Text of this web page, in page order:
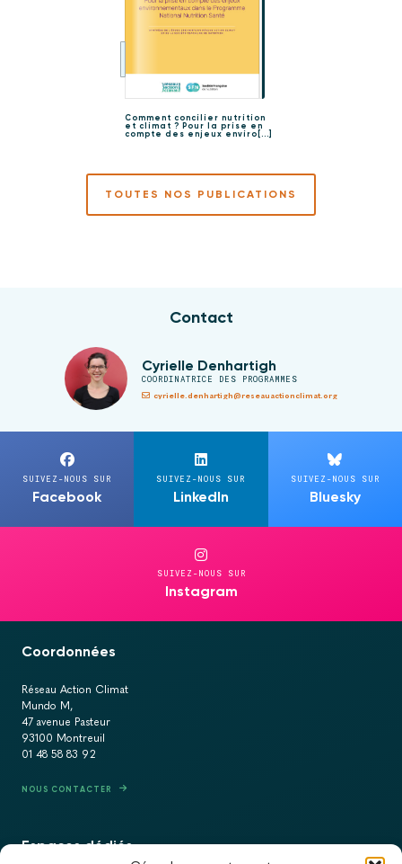
Comment concilier nutrition
et climat ? Pour la prise en
compte des enjeux enviro[...]
TOUTES NOS PUBLICATIONS
Contact
Cyrielle Denhartigh
COORDINATRICE DES PROGRAMMES
cyrielle.denhartigh@reseauactionclimat.org
SUIVEZ-NOUS SUR
Facebook
SUIVEZ-NOUS SUR
LinkedIn
SUIVEZ-NOUS SUR
Bluesky
SUIVEZ-NOUS SUR
Instagram
Coordonnées
Réseau Action Climat
Mundo M,
47 avenue Pasteur
93100 Montreuil
01 48 58 83 92
NOUS CONTACTER
Espaces dédiés